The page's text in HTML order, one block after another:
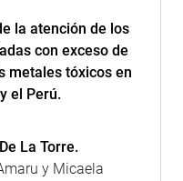
la atención de los
con exceso de
metales tóxicos en
el Perú.
La Torre.
y Micaela